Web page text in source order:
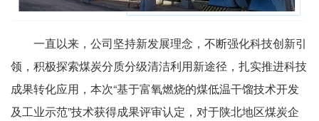
一直以来，公司坚持新发展理念，不断强化科技创新引
领，积极探索煤炭分质分级清洁利用新途径，扎实推进科技
成果转化应用，本次“基于富氧燃烧的煤低温干馏技术开发
及工业示范”技术获得成果评审认定，对于陕北地区煤炭企